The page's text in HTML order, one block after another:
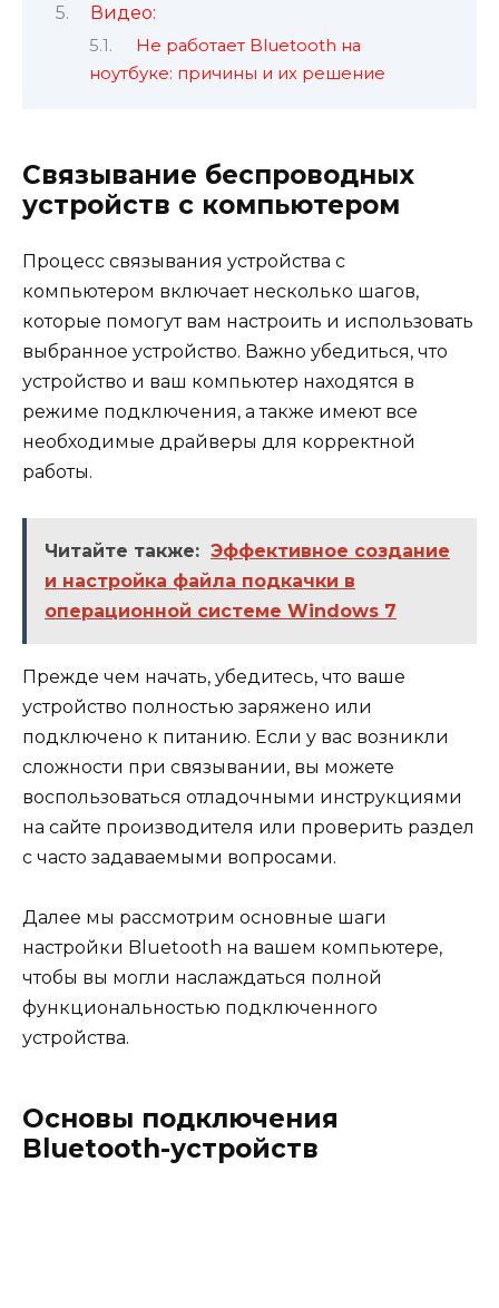
Видео:
Не работает Bluetooth на
ноутбуке: причины и их решение
Связывание беспроводных
устройств с компьютером
Процесс связывания устройства с
компьютером включает несколько шагов,
которые помогут вам настроить и использовать
выбранное устройство. Важно убедиться, что
устройство и ваш компьютер находятся в
режиме подключения, а также имеют все
необходимые драйверы для корректной
работы.
Читайте также: Эффективное создание
и настройка файла подкачки в
операционной системе Windows 7
Прежде чем начать, убедитесь, что ваше
устройство полностью заряжено или
подключено к питанию. Если у вас возникли
сложности при связывании, вы можете
воспользоваться отладочными инструкциями
на сайте производителя или проверить раздел
с часто задаваемыми вопросами.
Далее мы рассмотрим основные шаги
настройки Bluetooth на вашем компьютере,
чтобы вы могли наслаждаться полной
функциональностью подключенного
устройства.
Основы подключения
Bluetooth-устройств